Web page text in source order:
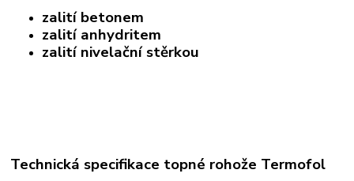
zalití betonem
zalití anhydritem
zalití nivelační stěrkou
Technická specifikace topné rohože Termofol